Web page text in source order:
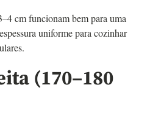
cm funcionam bem para uma
uniforme para cozinhar
(170–180